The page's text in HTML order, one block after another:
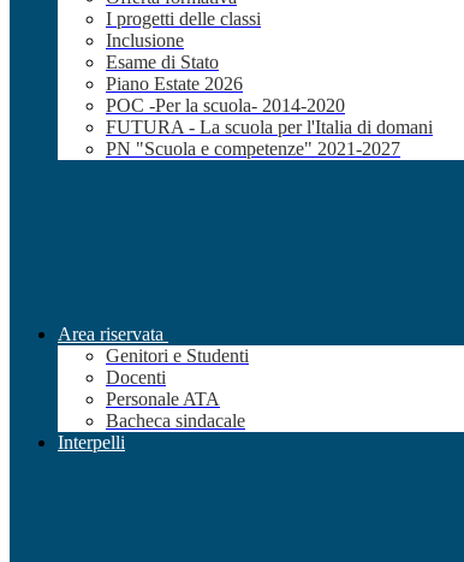
I progetti delle classi
Inclusione
Esame di Stato
Piano Estate 2026
POC -Per la scuola- 2014-2020
FUTURA - La scuola per l'Italia di domani
PN "Scuola e competenze" 2021-2027
Area riservata
Genitori e Studenti
Docenti
Personale ATA
Bacheca sindacale
Interpelli